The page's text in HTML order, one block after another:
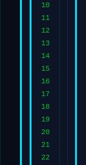
10
11
12
13
14
15
16
17
18
19
20
21
22